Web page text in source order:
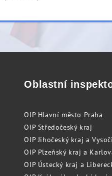
Oblastní
OIP Hlavní město Praha
OIP Středočeský kraj
OIP Jihočeský kraj a
OIP Plzeňský kraj a
OIP Ústecký kraj a